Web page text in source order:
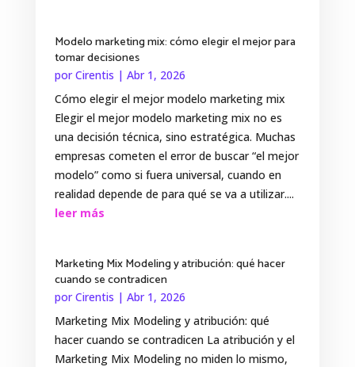
Modelo marketing mix: cómo elegir el mejor para
tomar decisiones
porCirentis | Abr 1, 2026
Cómo elegir el mejor modelo marketing mix
Elegir el mejor modelo marketing mix no es
una decisión técnica, sino estratégica. Muchas
empresas cometen el error de buscar “el mejor
modelo” como si fuera universal, cuando en
realidad depende de para qué se va a utilizar....
leer más
Marketing Mix Modeling y atribución: qué hacer
cuando se contradicen
porCirentis | Abr 1, 2026
Marketing Mix Modeling y atribución: qué
hacer cuando se contradicen La atribución y el
Marketing Mix Modeling no miden lo mismo,